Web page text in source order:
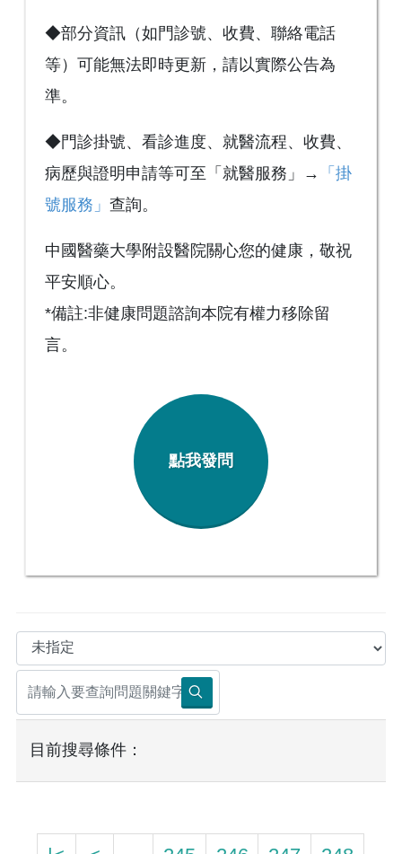
◆部分資訊（如門診號、收費、聯絡電話
等）可能無法即時更新，請以實際公告為
準。
◆門診掛號、看診進度、就醫流程、收費、
病歷與證明申請等可至「就醫服務」→
「掛
號服務」 查詢。
中國醫藥大學附設醫院關心您的健康，敬祝
平安順心。
*備註:非健康問題諮詢本院有權力移除留
言。
點我發問
目前搜尋條件：